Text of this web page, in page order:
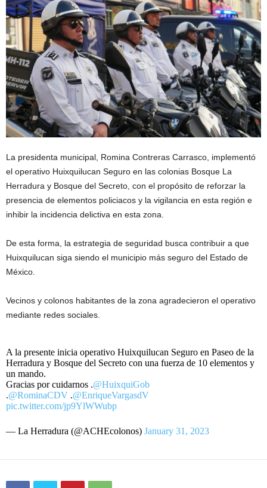
La presidenta municipal, Romina Contreras Carrasco, implementó
el operativo Huixquilucan Seguro en las colonias Bosque La
Herradura y Bosque del Secreto, con el propósito de reforzar la
presencia de elementos policiacos y la vigilancia en esta región e
inhibir la incidencia delictiva en esta zona.
De esta forma, la estrategia de seguridad busca contribuir a que
Huixquilucan siga siendo el municipio más seguro del Estado de
México.
Vecinos y colonos habitantes de la zona agradecieron el operativo
mediante redes sociales.
A la presente inicia operativo Huixquilucan Seguro en Paseo de la
Herradura y Bosque del Secreto con una fuerza de 10 elementos y
un mando.
Gracias por cuidarnos .@HuixquiGob
.@RominaCDV .@EnriqueVargasdV
pic.twitter.com/jp9YlWWubp
— La Herradura (@ACHEcolonos) January 31, 2023